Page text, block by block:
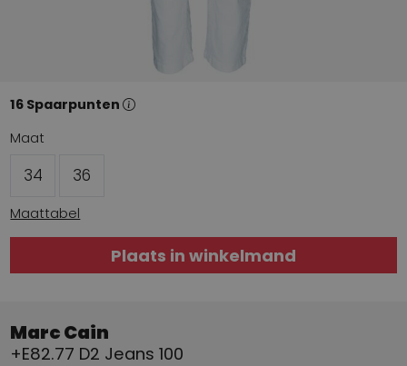
16 Spaarpunten
Maat
34 36
Maattabel
Plaats in winkelmand
Marc Cain
+E82.77 D2 Jeans 100